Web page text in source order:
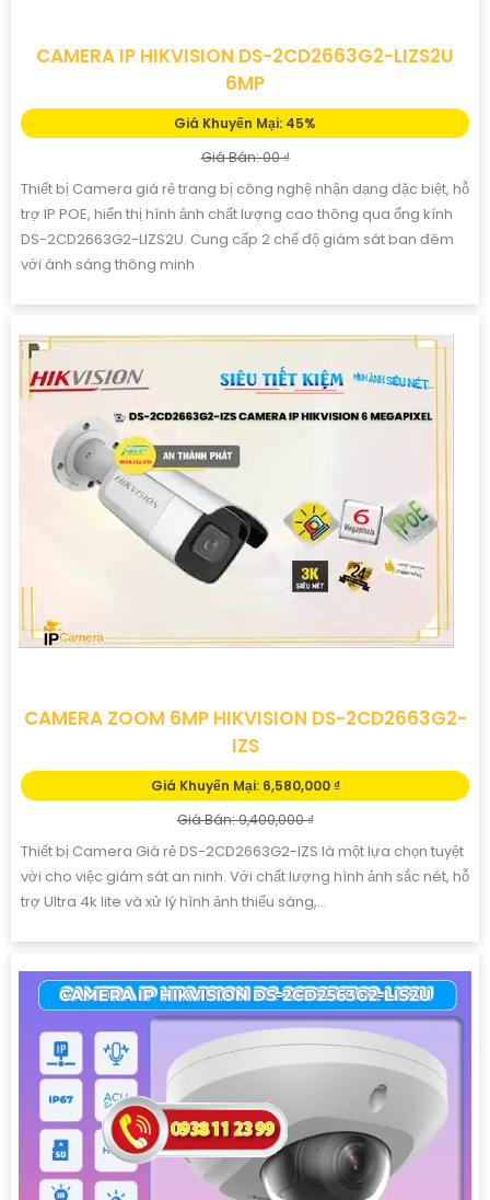
CAMERA IP HIKVISION DS-2CD2663G2-LIZS2U
6MP
Giá Khuyến Mại: 45%
Giá Bán: 00 ₫
Thiết bị Camera giá rẻ trang bị công nghệ nhận dạng đặc biệt, hỗ
trợ IP POE, hiển thị hình ảnh chất lượng cao thông qua ống kính
DS-2CD2663G2-LIZS2U. Cung cấp 2 chế độ giám sát ban đêm
với ánh sáng thông minh
CAMERA ZOOM 6MP HIKVISION DS-2CD2663G2-
IZS
Giá Khuyến Mại: 6,580,000 ₫
Giá Bán: 9,400,000 ₫
Thiết bị Camera Giá rẻ DS-2CD2663G2-IZS là một lựa chọn tuyệt
vời cho việc giám sát an ninh. Với chất lượng hình ảnh sắc nét, hỗ
trợ Ultra 4k lite và xử lý hình ảnh thiếu sáng,...